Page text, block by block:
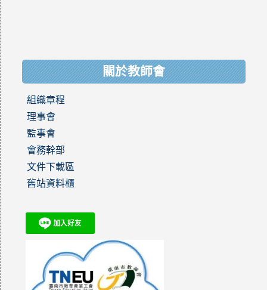
關於教師會
組織章程
理事會
監事會
會務幹部
文件下載區
舊站資料櫃